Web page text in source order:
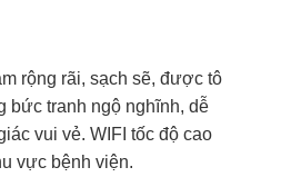
rộng rãi, sạch sẽ, được tô
bức tranh ngộ nghĩnh, dễ
vui vẻ. WIFI tốc độ cao
vực bệnh viện.